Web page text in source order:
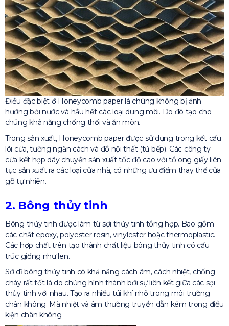
Điều đặc biệt ở Honeycomb paper là chúng không bị ảnh
hưởng bởi nước và hầu hết các loại dung môi. Do đó tạo cho
chúng khả năng chống thối và ăn mòn.
Trong sản xuất, Honeycomb paper được sử dụng trong kết cấu
lõi cửa, tường ngăn cách và đồ nội thất (tủ bếp). Các công ty
cửa kết hợp dây chuyền sản xuất tốc độ cao với tổ ong giấy liên
tục sản xuất ra các loại cửa nhà, có những ưu điểm thay thế cửa
gỗ tự nhiên.
2. Bông thủy tinh
Bông thủy tinh được làm từ sợi thủy tinh tổng hợp. Bao gồm
các chất epoxy, polyester resin, vinylester hoặc thermoplastic.
Các hợp chất trên tạo thành chất liệu bông thủy tinh có cấu
trúc giống như len.
Sở dĩ bông thủy tinh có khả năng cách âm, cách nhiệt, chống
cháy rất tốt là do chúng hình thành bởi sự liên kết giữa các sợi
thủy tinh với nhau. Tạo ra nhiều túi khí nhỏ trong môi trường
chân không. Mà nhiệt và âm thường truyền dẫn kém trong điều
kiện chân không.